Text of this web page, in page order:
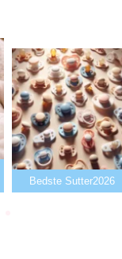
Bedste Sutter2026